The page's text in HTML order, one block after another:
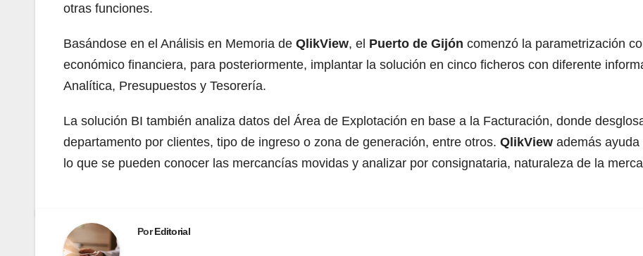
otras funciones.
Basándose en el Análisis en Memoria de QlikView, el Puerto de Gijón comenzó la parametrización
económico financiera, para posteriormente, implantar la solución en cinco ficheros con diferente
Analítica, Presupuestos y Tesorería.
La solución BI también analiza datos del Área de Explotación en base a la Facturación, donde
departamento por clientes, tipo de ingreso o zona de generación, entre otros. QlikView además
lo que se pueden conocer las mercancías movidas y analizar por consignataria, naturaleza de la
PorEditorial